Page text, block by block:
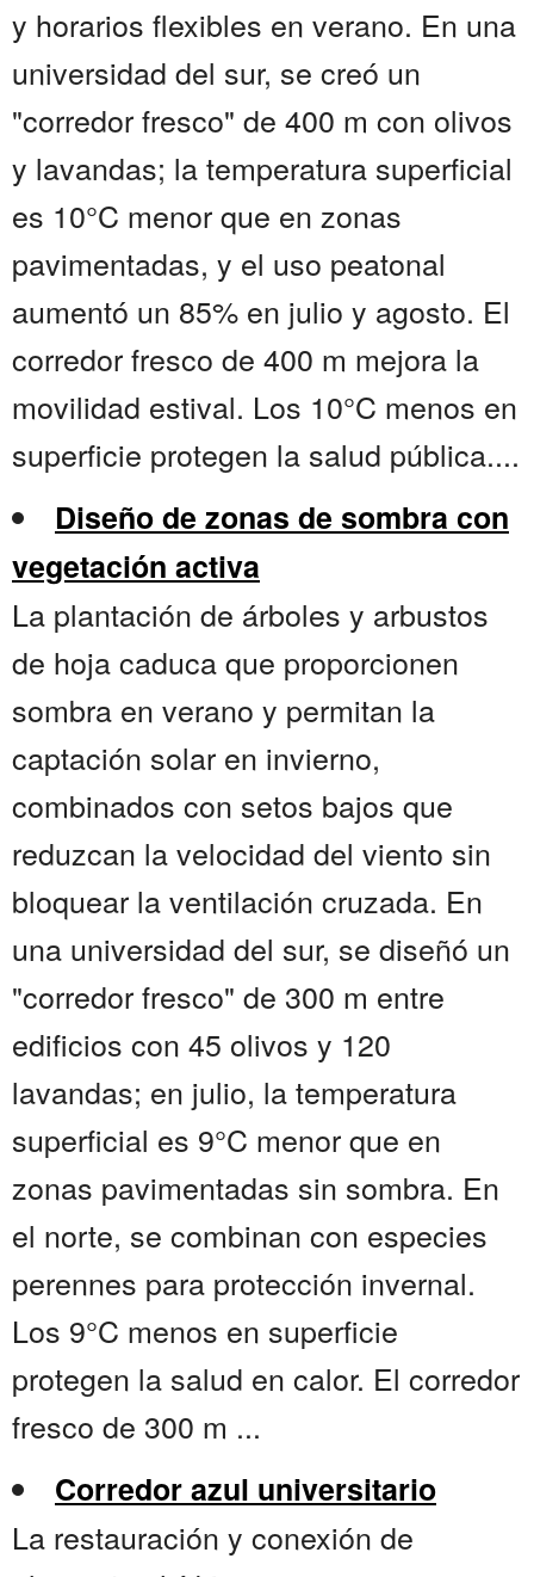
y horarios flexibles en verano. En una
universidad del sur, se creó un
"corredor fresco" de 400 m con olivos
y lavandas; la temperatura superficial
es 10°C menor que en zonas
pavimentadas, y el uso peatonal
aumentó un 85% en julio y agosto. El
corredor fresco de 400 m mejora la
movilidad estival. Los 10°C menos en
superficie protegen la salud pública....
Diseño de zonas de sombra con
vegetación activa
La plantación de árboles y arbustos
de hoja caduca que proporcionen
sombra en verano y permitan la
captación solar en invierno,
combinados con setos bajos que
reduzcan la velocidad del viento sin
bloquear la ventilación cruzada. En
una universidad del sur, se diseñó un
"corredor fresco" de 300 m entre
edificios con 45 olivos y 120
lavandas; en julio, la temperatura
superficial es 9°C menor que en
zonas pavimentadas sin sombra. En
el norte, se combinan con especies
perennes para protección invernal.
Los 9°C menos en superficie
protegen la salud en calor. El corredor
fresco de 300 m ...
Corredor azul universitario
La restauración y conexión de